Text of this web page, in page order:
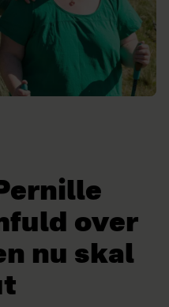
over
nu skal